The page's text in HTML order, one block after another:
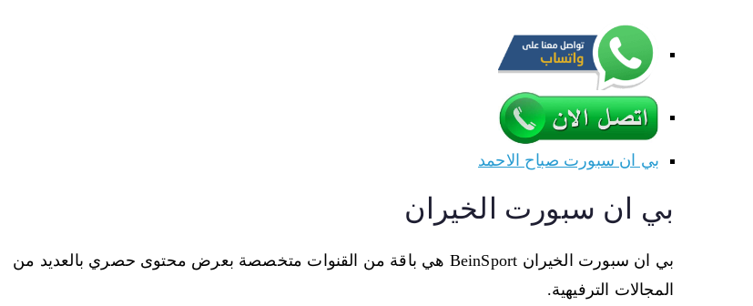
بي ان سبورت صباح الاحمد
بي ان سبورت الخيران
بي ان سبورت الخيران BeinSport هي باقة من القنوات متخصصة بعرض محتوى حصري بالعديد من
المجالات الترفيهية.